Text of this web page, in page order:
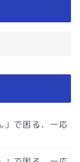
」で困る、一応